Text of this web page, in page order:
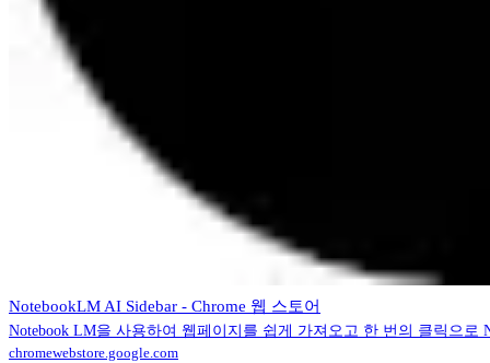
NotebookLM AI Sidebar - Chrome 웹 스토어
Notebook LM을 사용하여 웹페이지를 쉽게 가져오고 한 번의 클릭으로
chromewebstore.google.com